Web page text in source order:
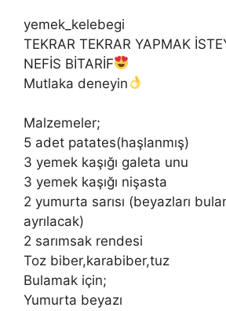
yemek_kelebegi
TEKRAR TEKRAR YAPMAK
NEFİS BİTARİF
Mutlaka deneyin
Malzemeler;
5 adet patates(haşlanmış)
3 yemek kaşığı galeta unu
3 yemek kaşığı nişasta
2 yumurta sarısı (beyazları
ayrılacak)
2 sarımsak rendesi
Toz biber,karabiber,tuz
Bulamak için;
Yumurta beyazı